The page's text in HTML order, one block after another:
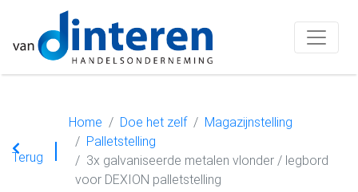
Terug
Home Doe het zelf
Magazijnstelling
Palletstelling
3x galvaniseerde metalen vlonder / legbord
voor DEXION palletstelling